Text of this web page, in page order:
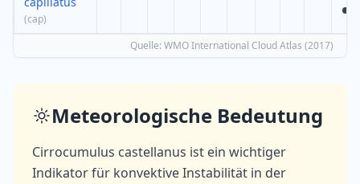
(cap)
Quelle: WMO International Cloud Atlas (2017)
Meteorologische Bedeutung
Cirrocumulus castellanus ist ein wichtiger
Indikator für konvektive Instabilität in der